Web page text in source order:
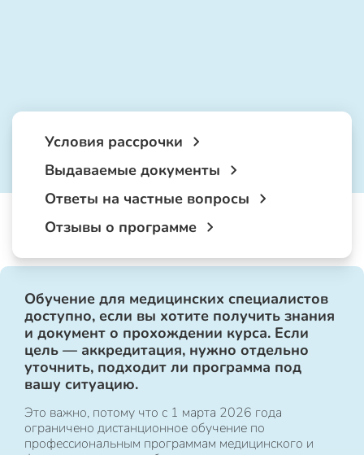
Условия рассрочки
Выдаваемые документы
Ответы на частные вопросы
Отзывы о программе
Обучение для медицинских специалистов
доступно, если вы хотите получить знания
и документ о прохождении курса. Если
цель — аккредитация, нужно отдельно
уточнить, подходит ли программа под
вашу ситуацию.
Это важно, потому что с 1 марта 2026 года
ограничено дистанционное обучение по
профессиональным программам медицинского и